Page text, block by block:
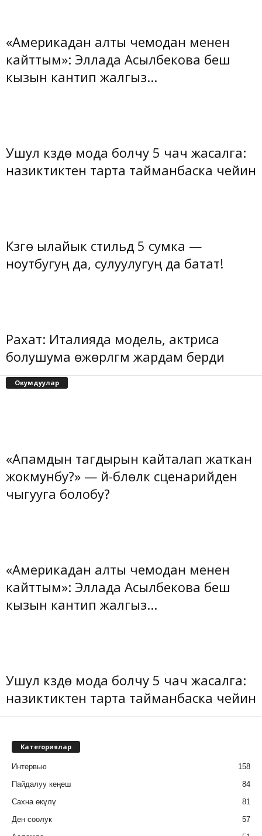
«Америкадан алты чемодан менен
кайттым»: Эллада Асылбекова беш
кызын кантип жалгыз...
Ушул күздө мода болчу 5 чач жасалга:
назиктиктен тарта тайманбаска чейин
Күзгө ылайык стильдүү 5 сумка —
ноутбугуң да, сулуулугуң да батат!
Рахат: Италияда модель, актриса
болушума өжөрлүгүм жардам берди
Окумдуулар
«Апамдын тагдырын кайталап жаткан
жокмунбу?» — үй-бүлөлүк сценарийден
чыгууга болобу?
«Америкадан алты чемодан менен
кайттым»: Эллада Асылбекова беш
кызын кантип жалгыз...
Ушул күздө мода болчу 5 чач жасалга:
назиктиктен тарта тайманбаска чейин
Категориялар
Интервью
158
Пайдалуу кеңеш
84
Сахна өкүлү
81
Ден соолук
57